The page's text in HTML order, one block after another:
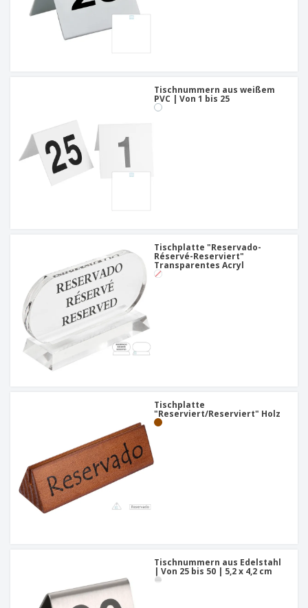
Tischnummern aus weißem
PVC | Von 1 bis 25
Tischplatte "Reservado-
Réservé-Reserviert"
Transparentes Acryl
Tischplatte
"Reserviert/Reserviert" Holz
Tischnummern aus Edelstahl
| Von 25 bis 50 | 5,2 x 4,2 cm